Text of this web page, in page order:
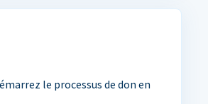
le processus de don en